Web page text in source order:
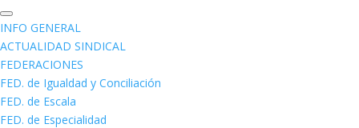
INFO GENERAL
ACTUALIDAD SINDICAL
FEDERACIONES
FED. de Igualdad y Conciliación
FED. de Escala
FED. de Especialidad